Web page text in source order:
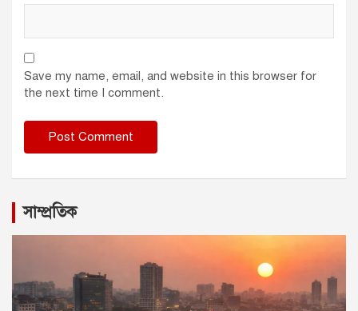
Save my name, email, and website in this browser for
the next time I comment.
সাম্প্রতিক